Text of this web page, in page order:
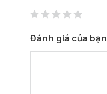
Đánh giá của bạn